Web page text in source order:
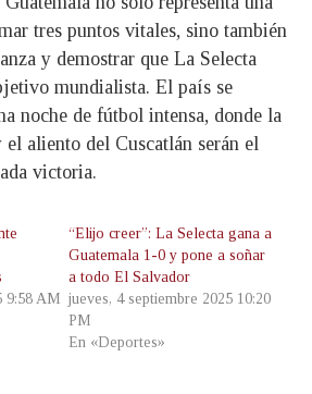
tres puntos vitales, sino también
y demostrar que La Selecta
mundialista. El país se
noche de fútbol intensa, donde la
aliento del Cuscatlán serán el
victoria.
9:58 AM
“Elijo creer”: La Selecta gana a
Guatemala 1-0 y pone a soñar
a todo El Salvador
jueves, 4 septiembre 2025 10:20
PM
En «Deportes»